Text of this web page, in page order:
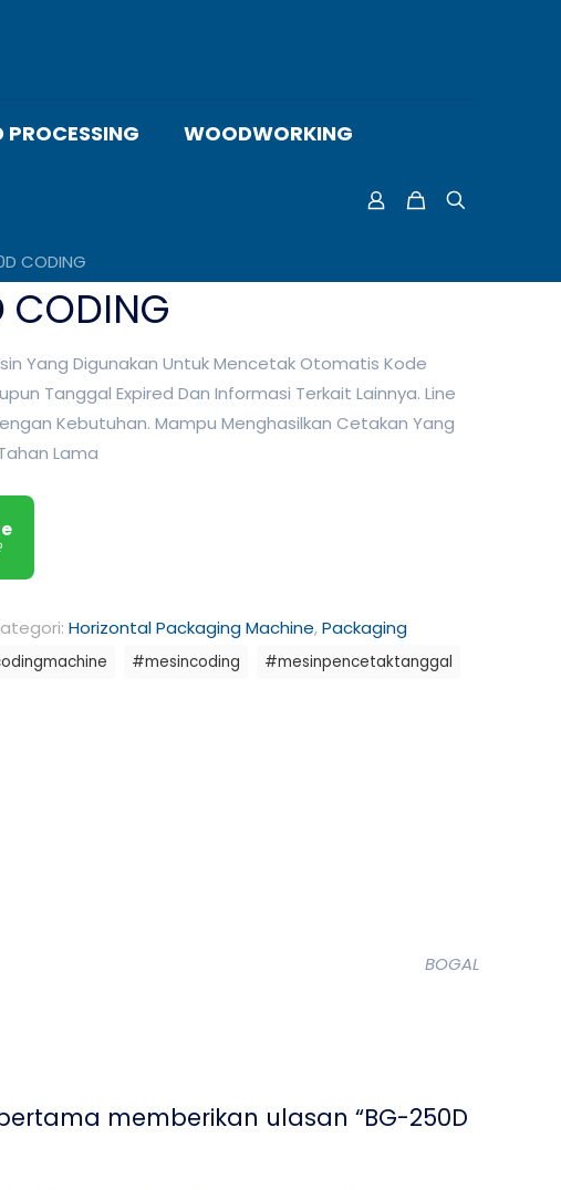
WOODWORKING
CODING
Yang Digunakan Untuk Mencetak Otomatis Kode
Tanggal Expired Dan Informasi Terkait Lainnya. Line
Kebutuhan. Mampu Menghasilkan Cetakan Yang
Lama
Horizontal Packaging Machine,Packaging
#mesincoding #mesinpencetaktanggal
BOGAL
memberikan ulasan “BG-250D